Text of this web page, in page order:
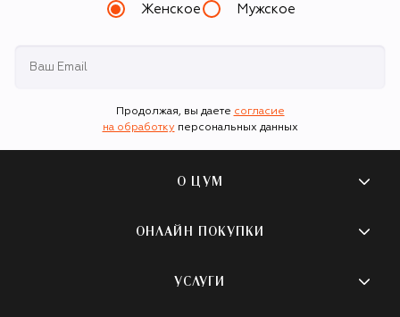
Женское Мужское
Продолжая, вы даете согласие
на обработку персональных данных
О ЦУМ
О магазине
Бутики и ПВЗ ЦУМ
ОНЛАЙН ПОКУПКИ
УСЛУГИ